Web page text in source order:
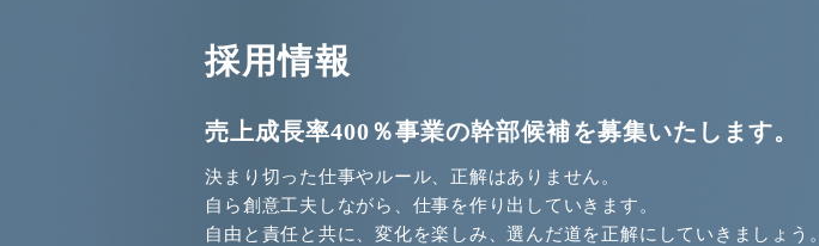
採用情報
売上成長率400％事業の幹部候補を募集いたします。
決まり切った仕事やルール、正解はありません。
自ら創意工夫しながら、仕事を作り出していきます。
自由と責任と共に、変化を楽しみ、選んだ道を正解にしていきましょう。